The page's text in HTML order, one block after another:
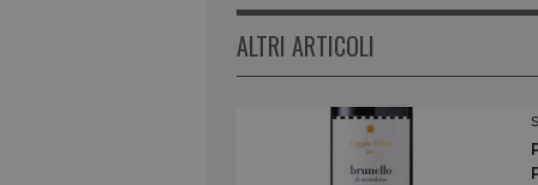
ALTRI ARTICOLI